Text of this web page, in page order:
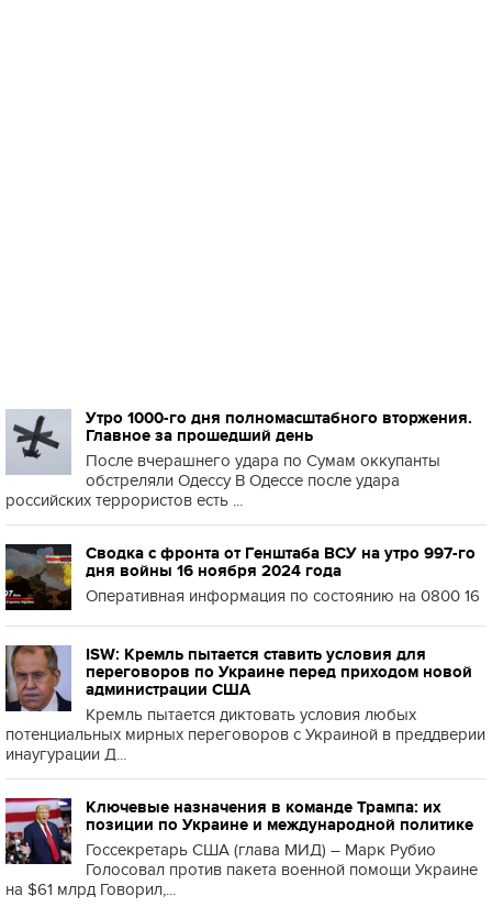
Утро 1000-го дня полномасштабного вторжения.
Главное за прошедший день
После вчерашнего удара по Сумам оккупанты
обстреляли Одессу В Одессе после удара
российских террористов есть ...
Сводка с фронта от Генштаба ВСУ на утро 997-го
дня войны 16 ноября 2024 года
Оперативная информация по состоянию на 0800 16
ISW: Кремль пытается ставить условия для
переговоров по Украине перед приходом новой
администрации США
Кремль пытается диктовать условия любых
потенциальных мирных переговоров с Украиной в преддверии
инаугурации Д...
Ключевые назначения в команде Трампа: их
позиции по Украине и международной политике
Госсекретарь США (глава МИД) – Марк Рубио
Голосовал против пакета военной помощи Украине
на $61 млрд Говорил,...